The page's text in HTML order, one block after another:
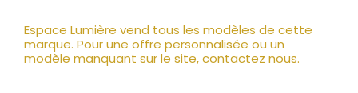
Espace Lumière vend tous les modèles de cette
marque. Pour une offre personnalisée ou un
modèle manquant sur le site, contactez nous.